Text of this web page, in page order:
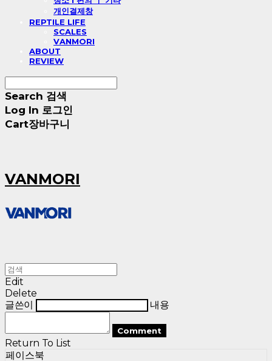
개인결제창
REPTILE LIFE
SCALES
VANMORI
ABOUT
REVIEW
Search 검색
Log In 로그인
Cart장바구니
VANMORI
Edit
Delete
글쓴이
내용
Comment
Return To List
페이스북